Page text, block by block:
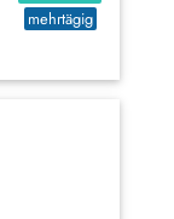
mehrtägig